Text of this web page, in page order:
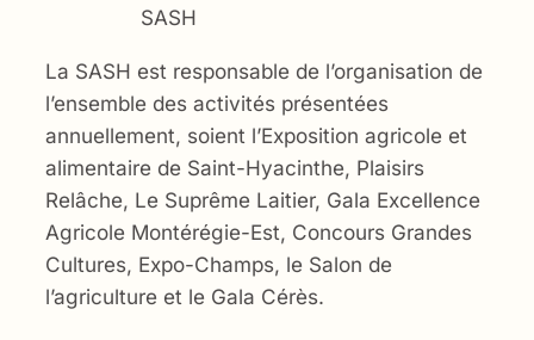
SASH
La SASH est responsable de l’organisation de
l’ensemble des activités présentées
annuellement, soient l’Exposition agricole et
alimentaire de Saint-Hyacinthe, Plaisirs
Relâche, Le Suprême Laitier, Gala Excellence
Agricole Montérégie-Est, Concours Grandes
Cultures, Expo-Champs, le Salon de
l’agriculture et le Gala Cérès.